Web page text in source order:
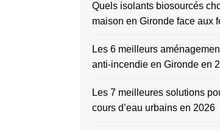
Quels isolants biosourcés
maison en Gironde face aux
Les 6 meilleurs
anti-incendie en Gironde en
Les 7 meilleures solutions
cours d’eau urbains en 2026